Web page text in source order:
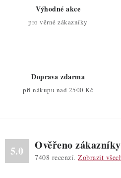
u
Výhodné akce
pro věrné zákazníky
Doprava zdarma
při nákupu nad 2500 Kč
5.0 Ověřeno zákazníky
7408 recenzí. Zobrazit